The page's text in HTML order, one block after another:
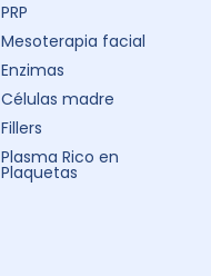
PRP
Mesoterapia facial
Enzimas
Células madre
Fillers
Plasma Rico en
Plaquetas